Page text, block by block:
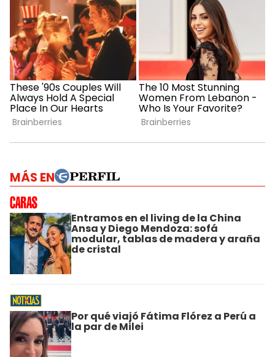
MÁS EN
Entramos en el living de la China
Ansa y Diego Mendoza: sofá
modular, tablas de madera y araña
de cristal
Por qué viajó Fátima Flórez a Perú a
la par de Milei